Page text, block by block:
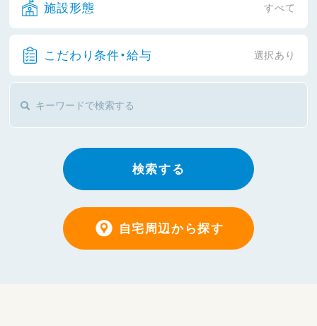
施設形態 すべて
こだわり条件・給与 選択あり
検索する
自宅周辺から探す